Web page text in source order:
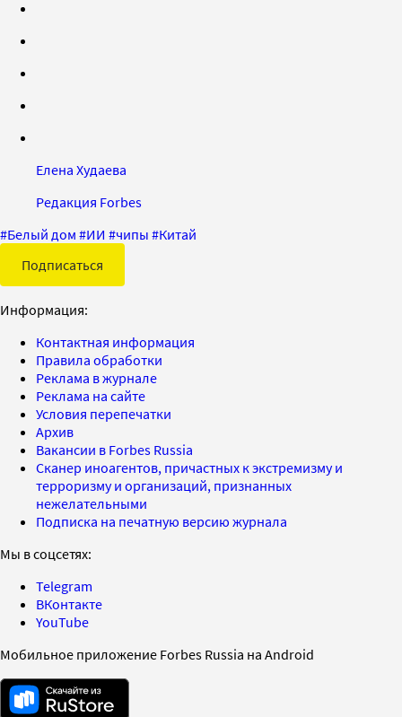
Елена Худаева
Редакция Forbes
#Белый дом #ИИ #чипы #Китай
Подписаться
Информация:
Контактная информация
Правила обработки
Реклама в журнале
Реклама на сайте
Условия перепечатки
Архив
Вакансии в Forbes Russia
Сканер иноагентов, причастных к экстремизму и
терроризму и организаций, признанных
нежелательными
Подписка на печатную версию журнала
Мы в соцсетях:
Telegram
ВКонтакте
YouTube
Мобильное приложение Forbes Russia на Android